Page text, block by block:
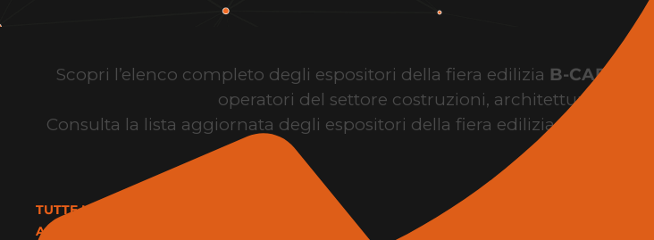
Scopri l’elenco completo degli espositori della fiera edilizia B-CAD
operatori del settore costruzioni, architettura,
Consulta la lista aggiornata degli espositori della fiera edilizia per
TUTTE LE CATEGORIE
ARCHITETTURA E DESIGN